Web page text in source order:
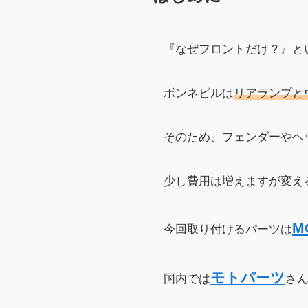
『なぜフロントだけ？』
ボンネビルはリアランプと
そのため、フェンダーや
少し費用は増えますが変
今回取り付けるパーツは
国内ではモトパーツ さ